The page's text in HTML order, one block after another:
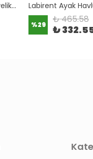
Anneler Gününe Özel Hediyelik Havlu - %100 Pamuk Vintage (50x85 cm)
%29 ₺ 465.58
₺